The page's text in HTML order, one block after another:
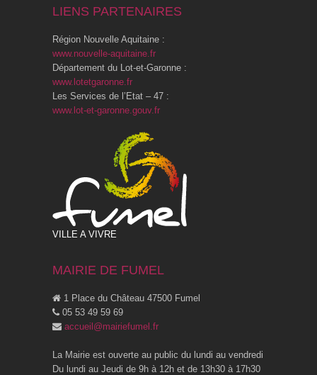
LIENS PARTENAIRES
Région Nouvelle Aquitaine :
www.nouvelle-aquitaine.fr
Département du Lot-et-Garonne :
www.lotetgaronne.fr
Les Services de l’Etat – 47 :
www.lot-et-garonne.gouv.fr
VILLE A VIVRE
MAIRIE DE FUMEL
1 Place du Château 47500 Fumel
05 53 49 59 69
accueil@mairiefumel.fr
La Mairie est ouverte au public du lundi au vendredi
Du lundi au Jeudi de 9h à 12h et de 13h30 à 17h30